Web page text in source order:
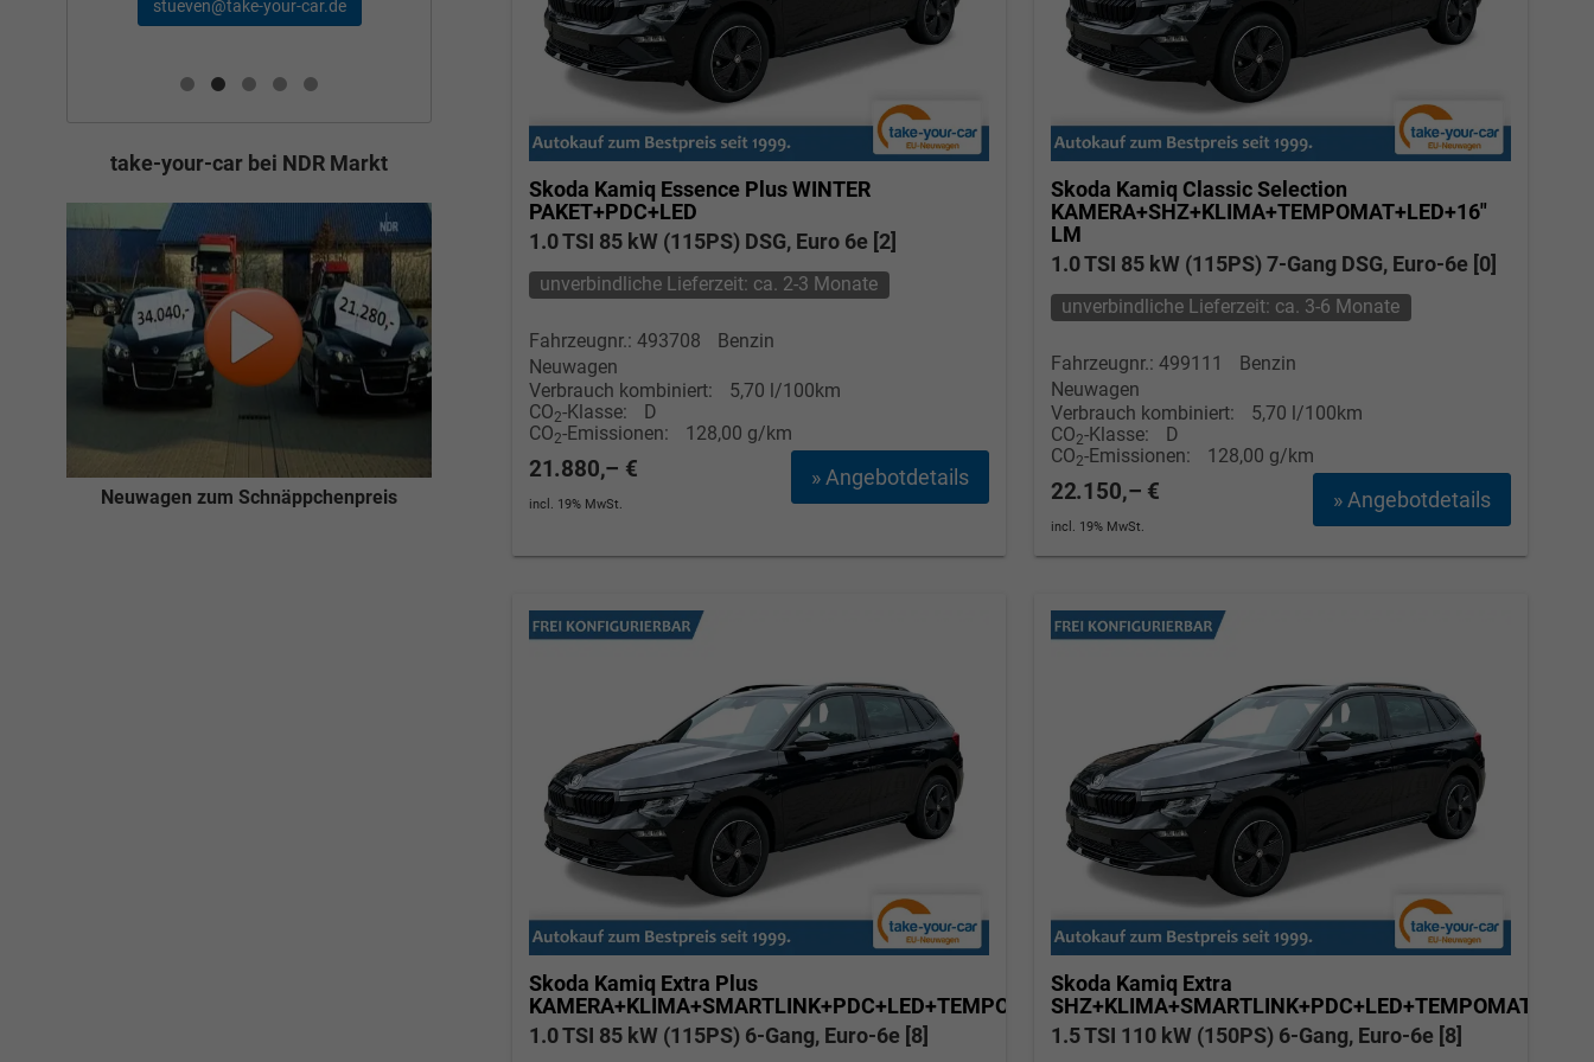
Skoda Kamiq Essence Plus WINTER
PAKET+PDC+LED
1.0 TSI 85 kW (115PS) DSG, Euro 6e [2]
unverbindliche Lieferzeit: ca. 2-3 Monate
Fahrzeugnr.: 493708
Benzin
Neuwagen
Verbrauch kombiniert:
5,70 l/100km
CO2-Klasse:
D
CO2-Emissionen: 128,00 g/km
» Angebotdetails
21.880,– €
incl. 19% MwSt.
Skoda Kamiq Classic Selection
KAMERA+SHZ+KLIMA+TEMPOMAT+LED+16"
LM
1.0 TSI 85 kW (115PS) 7-Gang DSG, Euro-6e [0]
unverbindliche Lieferzeit: ca. 3-6 Monate
Fahrzeugnr.: 499111
Benzin
Neuwagen
Verbrauch kombiniert:
5,70 l/100km
CO2-Klasse:
D
CO2-Emissionen: 128,00 g/km
» Angebotdetails
22.150,– €
incl. 19% MwSt.
Skoda Kamiq Extra Plus
KAMERA+KLIMA+SMARTLINK+PDC+LED+TEMPOMAT
1.0 TSI 85 kW (115PS) 6-Gang, Euro-6e [8]
Skoda Kamiq Extra
SHZ+KLIMA+SMARTLINK+PDC+LED+TEMPOMAT
1.5 TSI 110 kW (150PS) 6-Gang, Euro-6e [8]
stueven@take-your-car.de schael@take-your-car.de
take-your-car bei NDR Markt
Neuwagen zum Schnäppchenpreis